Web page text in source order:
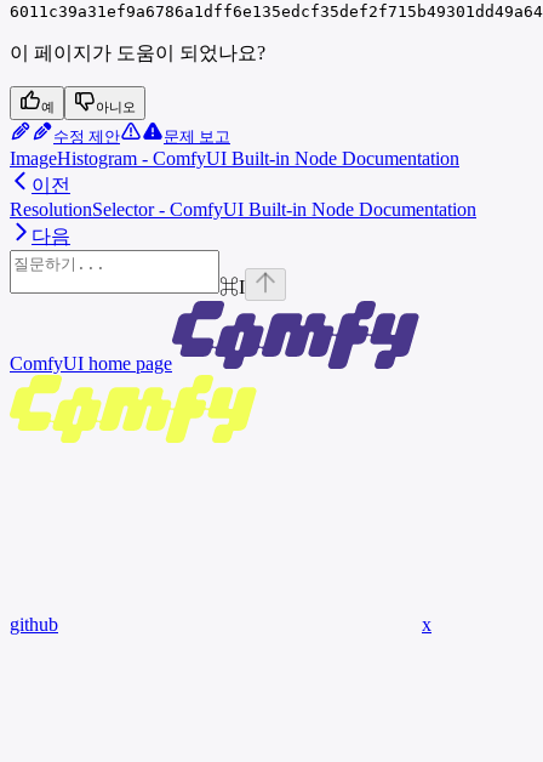
이 페이지가 도움이 되었나요?
예 아니오
수정 제안 문제 보고
ImageHistogram - ComfyUI Built-in Node Documentation
이전
ResolutionSelector - ComfyUI Built-in Node Documentation
다음
⌘I
ComfyUI home page
github x